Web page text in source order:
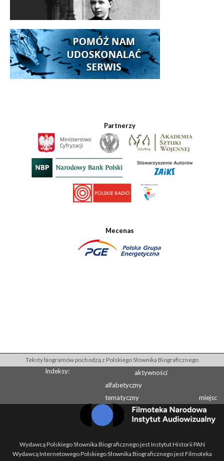
Partnerzy
Mecenas
Teksty biogramów pochodzą z Polskiego Słownika Biograficznego
Indeksy:
aktywności
alfabetyczny
tematyczny
miejsc
Wydawcą Polskiego Słownika Biograficznego jest Instytut Historii PAN
Wydawcą Internetowego Polskiego Słownika Biograficznego jest Filmoteka